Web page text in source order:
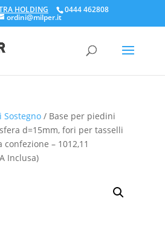
HOLDING 0444 462808
ordini@milper.it
Sostegno/ Base per piedini
d=15mm, fori per tasselli
– 1012,11
Inclusa)